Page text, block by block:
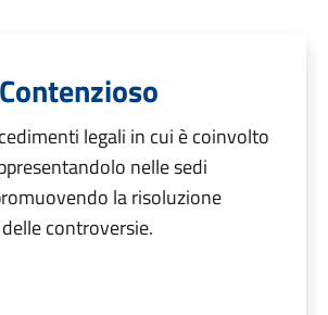
legali in cui è coinvolto
nelle sedi
la risoluzione
controversie.